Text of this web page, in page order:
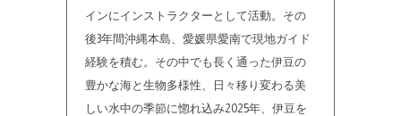
インにインストラクターとして活動。その
後3年間沖縄本島、愛媛県愛南で現地ガイド
経験を積む。その中でも長く通った伊豆の
豊かな海と生物多様性、日々移り変わる美
しい水中の季節に惚れ込み2025年、伊豆を